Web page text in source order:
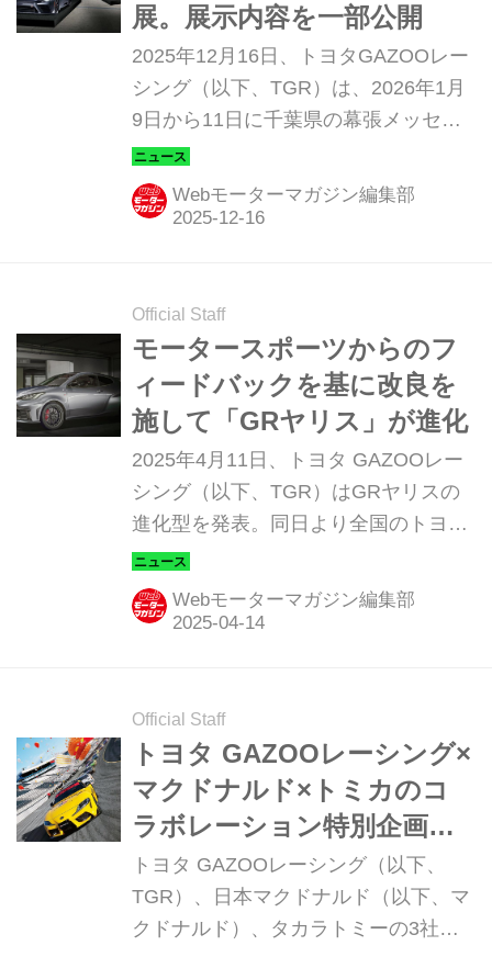
展。展示内容を一部公開
2025年12月16日、トヨタGAZOOレー
シング（以下、TGR）は、2026年1月
9日から11日に千葉県の幕張メッセで
開催される東京オートサロン（以下、
TAS）2026に出展すると発表。その展
示内容を一部公開した。
Webモーターマガジン編集部
Official Staff
モータースポーツからのフ
ィードバックを基に改良を
施して「GRヤリス」が進化
2025年4月11日、トヨタ GAZOOレー
シング（以下、TGR）はGRヤリスの
進化型を発表。同日より全国のトヨタ
車両販売店で注文を受け付け、5月6日
より発売する。
Webモーターマガジン編集部
Official Staff
トヨタ GAZOOレーシング×
マクドナルド×トミカのコ
ラボレーション特別企画が
2025年も発進！
トヨタ GAZOOレーシング（以下、
TGR）、日本マクドナルド（以下、マ
クドナルド）、タカラトミーの3社